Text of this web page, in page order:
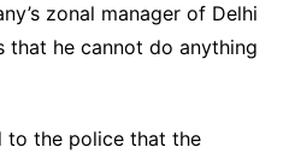
zonal manager of Delhi
that he cannot do anything
to the police that the